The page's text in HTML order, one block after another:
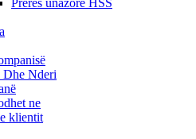
Prerës unazore HSS
Nderi
ne
klientit